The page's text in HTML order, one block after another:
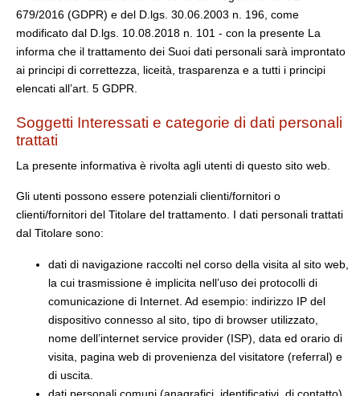
679/2016 (GDPR) e del D.lgs. 30.06.2003 n. 196, come
modificato dal D.lgs. 10.08.2018 n. 101 - con la presente La
informa che il trattamento dei Suoi dati personali sarà improntato
ai principi di correttezza, liceità, trasparenza e a tutti i principi
elencati all’art. 5 GDPR.
Soggetti Interessati e categorie di dati personali
trattati
La presente informativa è rivolta agli utenti di questo sito web.
Gli utenti possono essere potenziali clienti/fornitori o
clienti/fornitori del Titolare del trattamento. I dati personali trattati
dal Titolare sono:
dati di navigazione raccolti nel corso della visita al sito web,
la cui trasmissione è implicita nell’uso dei protocolli di
comunicazione di Internet. Ad esempio: indirizzo IP del
dispositivo connesso al sito, tipo di browser utilizzato,
nome dell’internet service provider (ISP), data ed orario di
visita, pagina web di provenienza del visitatore (referral) e
di uscita.
dati personali comuni (anagrafici, identificativi, di contatto)